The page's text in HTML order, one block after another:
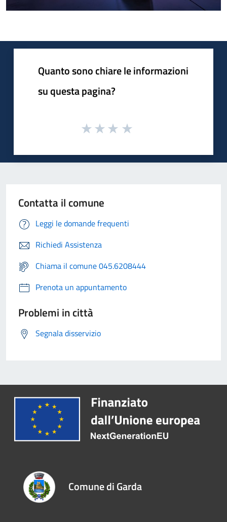
Quanto sono chiare le informazioni
su questa pagina?
Contatta il comune
Leggi le domande frequenti
Richiedi Assistenza
Chiama il comune 045.6208444
Prenota un appuntamento
Problemi in città
Segnala disservizio
Comune di Garda